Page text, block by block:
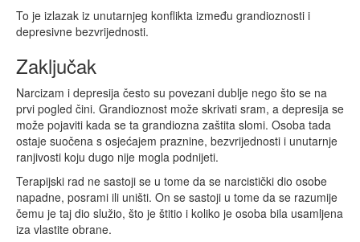
To je izlazak iz unutarnjeg konflikta između grandioznosti i
depresivne bezvrijednosti.
Zaključak
Narcizam i depresija često su povezani dublje nego što se na
prvi pogled čini. Grandioznost može skrivati sram, a depresija se
može pojaviti kada se ta grandiozna zaštita slomi. Osoba tada
ostaje suočena s osjećajem praznine, bezvrijednosti i unutarnje
ranjivosti koju dugo nije mogla podnijeti.
Terapijski rad ne sastoji se u tome da se narcistički dio osobe
napadne, posrami ili uništi. On se sastoji u tome da se razumije
čemu je taj dio služio, što je štitio i koliko je osoba bila usamljena
iza vlastite obrane.